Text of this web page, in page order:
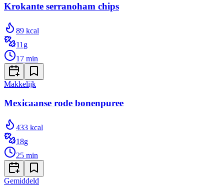
Krokante serranoham chips
89 kcal
11 g
17 min
Makkelijk
Mexicaanse rode bonenpuree
433 kcal
18g
25 min
Gemiddeld